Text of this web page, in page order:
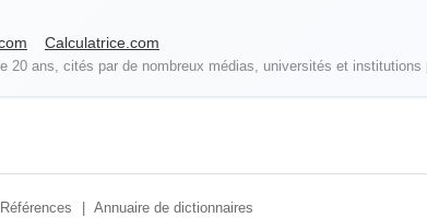
Calculatrice.com
20 ans, cités par de nombreux médias, universités et institutions
Références Annuaire de dictionnaires